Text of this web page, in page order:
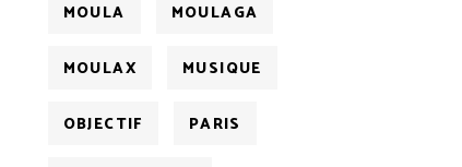
MOULA MOULAGA
MOULAX MUSIQUE
OBJECTIF PARIS